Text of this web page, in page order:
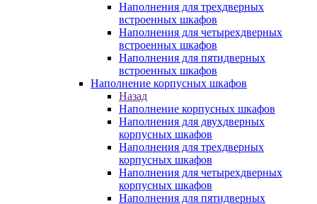
Наполнения для трехдверных
встроенных шкафов
Наполнения для четырехдверных
встроенных шкафов
Наполнения для пятидверных
встроенных шкафов
Наполнение корпусных шкафов
Назад
Наполнение корпусных шкафов
Наполнения для двухдверных
корпусных шкафов
Наполнения для трехдверных
корпусных шкафов
Наполнения для четырехдверных
корпусных шкафов
Наполнения для пятидверных